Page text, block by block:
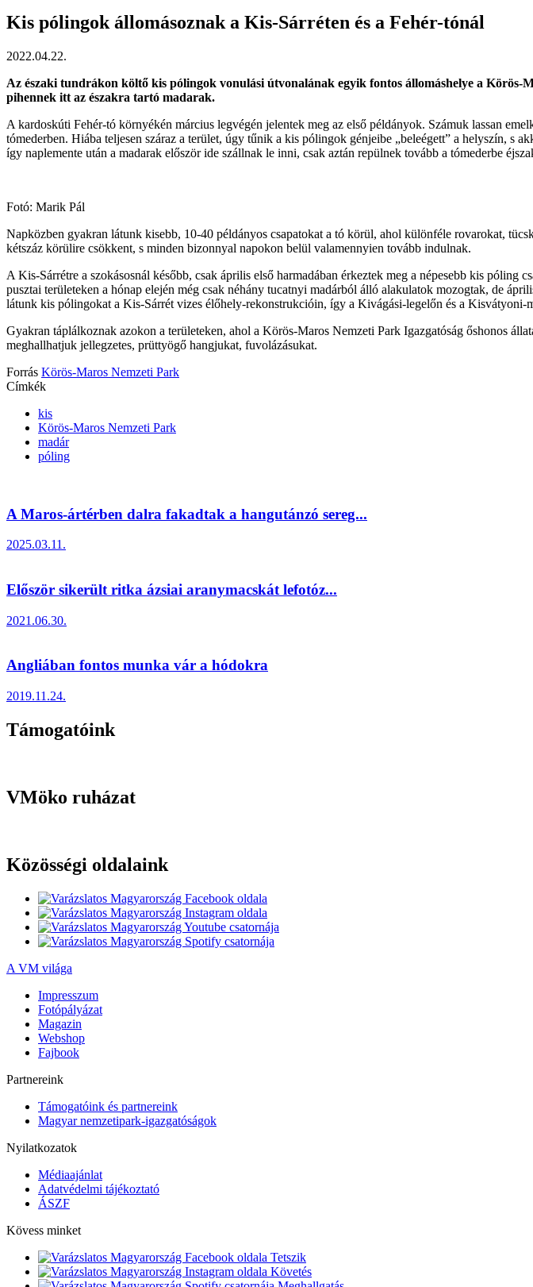
Kis pólingok állomásoznak a Kis-Sárréten és a Fehér-tónál
2022.04.22.
Az északi tundrákon költő kis pólingok vonulási útvonalának egyik fontos állomáshelye a Körös-
pihennek itt az északra tartó madarak.
A kardoskúti Fehér-tó környékén március legvégén jelentek meg az első példányok. Számuk lassan
tómederben. Hiába teljesen száraz a terület, úgy tűnik a kis pólingok génjeibe „beleégett” a helyszín, s
így naplemente után a madarak először ide szállnak le inni, csak aztán repülnek tovább a tómederbe
Fotó: Marik Pál
Napközben gyakran látunk kisebb, 10-40 példányos csapatokat a tó körül, ahol különféle rovarokat,
kétszáz körülire csökkent, s minden bizonnyal napokon belül valamennyien tovább indulnak.
A Kis-Sárrétre a szokásosnál később, csak április első harmadában érkeztek meg a népesebb kis
pusztai területeken a hónap elején még csak néhány tucatnyi madárból álló alakulatok mozogtak, de
látunk kis pólingokat a Kis-Sárrét vizes élőhely-rekonstrukcióin, így a Kivágási-legelőn és a Kisvátyoni-
Gyakran táplálkoznak azokon a területeken, ahol a Körös-Maros Nemzeti Park Igazgatóság őshonos
meghallhatjuk jellegzetes, prüttyögő hangjukat, fuvolázásukat.
Forrás Körös-Maros Nemzeti Park
Címkék
kis
Körös-Maros Nemzeti Park
madár
póling
A Maros-ártérben dalra fakadtak a hangutánzó sereg...
2025.03.11.
Először sikerült ritka ázsiai aranymacskát lefotóz...
2021.06.30.
Angliában fontos munka vár a hódokra
2019.11.24.
Támogatóink
VMöko ruházat
Közösségi oldalaink
A VM világa
Impresszum
Fotópályázat
Magazin
Webshop
Fajbook
Partnereink
Támogatóink és partnereink
Magyar nemzetipark-igazgatóságok
Nyilatkozatok
Médiaajánlat
Adatvédelmi tájékoztató
ÁSZF
Kövess minket
Tetszik
Követés